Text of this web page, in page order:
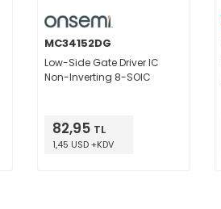
MC34152DG
Low-Side Gate Driver IC
Non-Inverting 8-SOIC
82,95 TL
1,45 USD +KDV